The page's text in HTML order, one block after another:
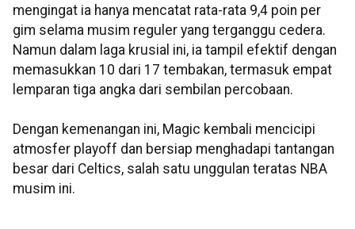
mengingat ia hanya mencatat rata-rata 9,4 poin per
gim selama musim reguler yang terganggu cedera.
Namun dalam laga krusial ini, ia tampil efektif dengan
memasukkan 10 dari 17 tembakan, termasuk empat
lemparan tiga angka dari sembilan percobaan.
Dengan kemenangan ini, Magic kembali mencicipi
atmosfer playoff dan bersiap menghadapi tantangan
besar dari Celtics, salah satu unggulan teratas NBA
musim ini.